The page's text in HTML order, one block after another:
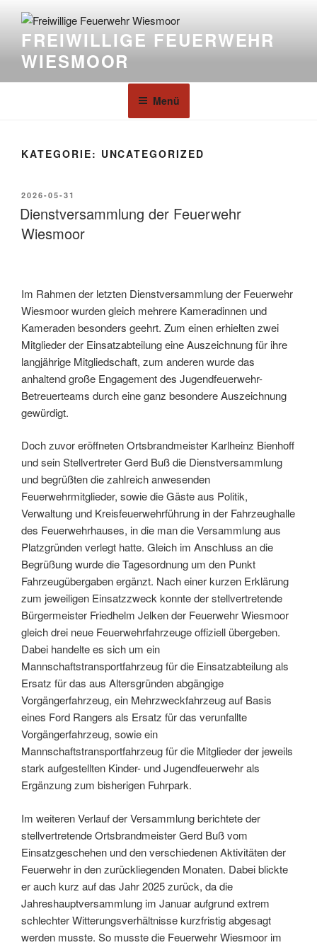
FREIWILLIGE FEUERWEHR
WIESMOOR
Menü
KATEGORIE: UNCATEGORIZED
2026-05-31
Dienstversammlung der Feuerwehr
Wiesmoor
Im Rahmen der letzten Dienstversammlung der Feuerwehr
Wiesmoor wurden gleich mehrere Kameradinnen und
Kameraden besonders geehrt. Zum einen erhielten zwei
Mitglieder der Einsatzabteilung eine Auszeichnung für ihre
langjährige Mitgliedschaft, zum anderen wurde das
anhaltend große Engagement des Jugendfeuerwehr-
Betreuerteams durch eine ganz besondere Auszeichnung
gewürdigt.
Doch zuvor eröffneten Ortsbrandmeister Karlheinz Bienhoff
und sein Stellvertreter Gerd Buß die Dienstversammlung
und begrüßten die zahlreich anwesenden
Feuerwehrmitglieder, sowie die Gäste aus Politik,
Verwaltung und Kreisfeuerwehrführung in der Fahrzeughalle
des Feuerwehrhauses, in die man die Versammlung aus
Platzgründen verlegt hatte. Gleich im Anschluss an die
Begrüßung wurde die Tagesordnung um den Punkt
Fahrzeugübergaben ergänzt. Nach einer kurzen Erklärung
zum jeweiligen Einsatzzweck konnte der stellvertretende
Bürgermeister Friedhelm Jelken der Feuerwehr Wiesmoor
gleich drei neue Feuerwehrfahrzeuge offiziell übergeben.
Dabei handelte es sich um ein
Mannschaftstransportfahrzeug für die Einsatzabteilung als
Ersatz für das aus Altersgründen abgängige
Vorgängerfahrzeug, ein Mehrzweckfahrzeug auf Basis
eines Ford Rangers als Ersatz für das verunfallte
Vorgängerfahrzeug, sowie ein
Mannschaftstransportfahrzeug für die Mitglieder der jeweils
stark aufgestellten Kinder- und Jugendfeuerwehr als
Ergänzung zum bisherigen Fuhrpark.
Im weiteren Verlauf der Versammlung berichtete der
stellvertretende Ortsbrandmeister Gerd Buß vom
Einsatzgeschehen und den verschiedenen Aktivitäten der
Feuerwehr in den zurückliegenden Monaten. Dabei blickte
er auch kurz auf das Jahr 2025 zurück, da die
Jahreshauptversammlung im Januar aufgrund extrem
schlechter Witterungsverhältnisse kurzfristig abgesagt
werden musste. So musste die Feuerwehr Wiesmoor im